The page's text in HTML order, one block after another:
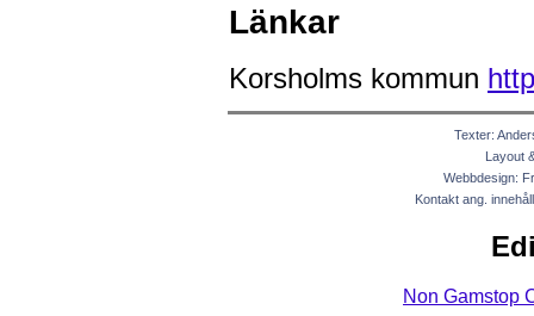
Länkar
Korsholms kommun
Texter:
Layout
Webbdesign:
Kontakt ang.
Non Gamstop